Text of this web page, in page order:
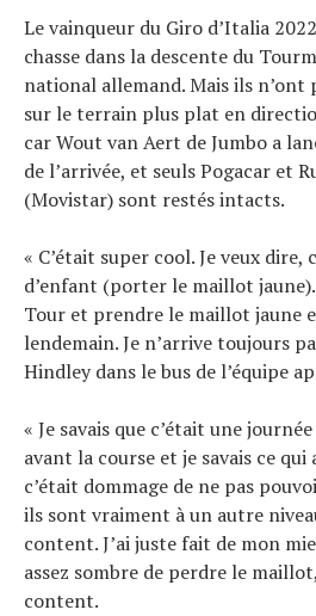
Le vainqueur du Giro d’Italia
chasse dans la descente du
national allemand. Mais ils n’ont
sur le terrain plus plat en
car Wout van Aert de Jumbo a
de l’arrivée, et seuls Pogacar et
(Movistar) sont restés intacts.
« C’était super cool. Je veux dire,
d’enfant (porter le maillot
Tour et prendre le maillot jaune
lendemain. Je n’arrive toujours
Hindley dans le bus de l’équipe
« Je savais que c’était une
avant la course et je savais ce
c’était dommage de ne pas
ils sont vraiment à un autre
content. J’ai juste fait de mon
assez sombre de perdre le
content.